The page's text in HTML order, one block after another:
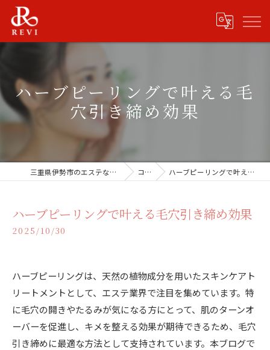
ハーブピーリングで叶える毛
穴引き締め効果
三重県伊勢市のエステならREVISHOP 伊勢店 コラム ハーブピーリングで叶える毛穴引き締め効果
ハーブピーリングで叶える毛穴引き締め効果
2025/10/30
ハーブピーリングは、天然の植物成分を用いたスキンケアト
リートメントとして、エステ業界で注目を集めています。特
に毛穴の開きやたるみが気になる方にとって、肌のターンオ
ーバーを促進し、キメを整える効果が期待できるため、毛穴
引き締めに最適な方法として支持されています。本ブログで